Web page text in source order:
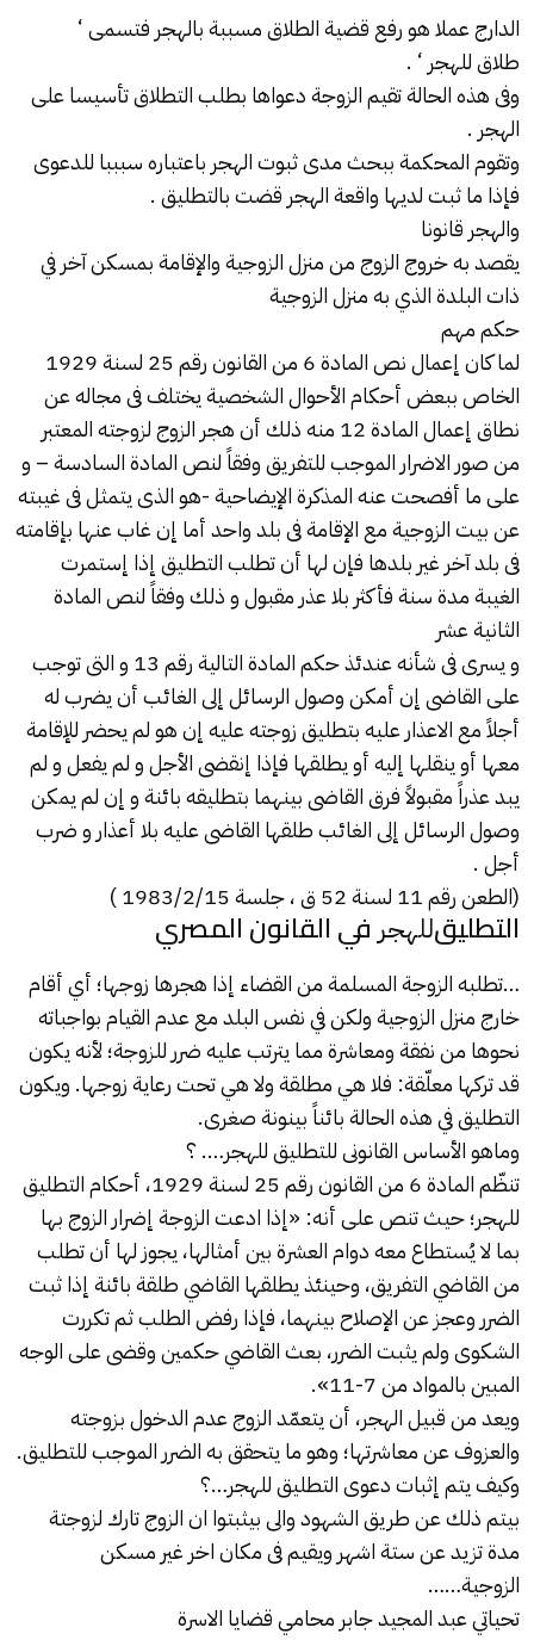
الدارج عملا هو رفع قضية الطلاق مسببة بالهجر فتسمى ‘
طلاق للهجر ‘ .
وفى هذه الحالة تقيم الزوجة دعواها بطلب التطلاق تأسيسا على
الهجر .
وتقوم المحكمة ببحث مدى ثبوت الهجر باعتباره سبببا للدعوى
فإذا ما ثبت لديها واقعة الهجر قضت بالتطليق .
والهجر قانونا
يقصد به خروج الزوج من منزل الزوجية والإقامة بمسكن آخر في
ذات البلدة الذي به منزل الزوجية
حكم مهم
لما كان إعمال نص المادة 6 من القانون رقم 25 لسنة 1929
الخاص ببعض أحكام الأحوال الشخصية يختلف فى مجاله عن
نطاق إعمال المادة 12 منه ذلك أن هجر الزوج لزوجته المعتبر
من صور الاضرار الموجب للتفريق وفقاً لنص المادة السادسة – و
على ما أفصحت عنه المذكرة الإيضاحية -هو الذى يتمثل فى غيبته
عن بيت الزوجية مع الإقامة فى بلد واحد أما إن غاب عنها بإقامته
فى بلد آخر غير بلدها فإن لها أن تطلب التطليق إذا إستمرت
الغيبة مدة سنة فأكثر بلا عذر مقبول و ذلك وفقاً لنص المادة
الثانية عشر
و يسرى فى شأنه عندئذ حكم المادة التالية رقم 13 و التى توجب
على القاضى إن أمكن وصول الرسائل إلى الغائب أن يضرب له
أجلاً مع الاعذار عليه بتطليق زوجته عليه إن هو لم يحضر للإقامة
معها أو ينقلها إليه أو يطلقها فإذا إنقضى الأجل و لم يفعل و لم
يبد عذراً مقبولاً فرق القاضى بينهما بتطليقه بائنة و إن لم يمكن
وصول الرسائل إلى الغائب طلقها القاضى عليه بلا أعذار و ضرب
أجل .
(الطعن رقم 11 لسنة 52 ق ، جلسة 1983/2/15 )
التطليقللهجرفي القانون المصري
…تطلبه الزوجة المسلمة من القضاء إذا هجرها زوجها؛ أي أقام
خارج منزل الزوجية ولكن في نفس البلد مع عدم القيام بواجباته
نحوها من نفقة ومعاشرة مما يترتب عليه ضرر للزوجة؛ لأنه يكون
قد تركها معلّقة: فلا هي مطلقة ولا هي تحت رعاية زوجها. ويكون
التطليق في هذه الحالة بائناً بينونة صغرى.
وماهو الأساس القانونى للتطليقللهجر…. ؟
تنظّم المادة 6 من القانون رقم 25 لسنة 1929، أحكام التطليق
للهجر؛ حيث تنص على أنه: «إذا ادعت الزوجة إضرار الزوج بها
بما لا يُستطاع معه دوام العشرة بين أمثالها، يجوز لها أن تطلب
من القاضي التفريق، وحينئذ يطلقها القاضي طلقة بائنة إذا ثبت
الضرر وعجز عن الإصلاح بينهما، فإذا رفض الطلب ثم تكررت
الشكوى ولم يثبت الضرر، بعث القاضي حكمين وقضى على الوجه
المبين بالمواد من 7-11».
ويعد من قبيل الهجر، أن يتعمّد الزوج عدم الدخول بزوجته
والعزوف عن معاشرتها؛ وهو ما يتحقق به الضرر الموجب للتطليق.
وكيف يتم إثبات دعوى التطليق للهجر…؟
بيتم ذلك عن طريق الشهود والى بيثبتوا ان الزوج تارك لزوجتة
مدة تزيد عن ستة اشهر ويقيم فى مكان اخر غير مسكن
الزوجية……
تحياتي عبد المجيد جابر محامي قضايا الاسرة